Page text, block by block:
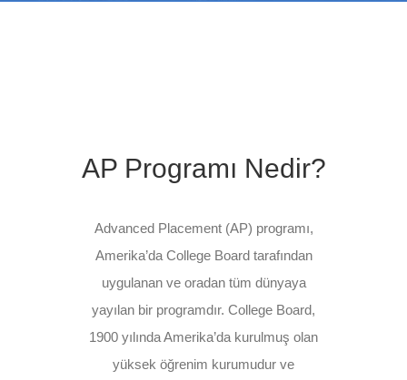
AP Programı Nedir?
Advanced Placement (AP) programı,
Amerika’da College Board tarafından
uygulanan ve oradan tüm dünyaya
yayılan bir programdır. College Board,
1900 yılında Amerika’da kurulmuş olan
yüksek öğrenim kurumudur ve